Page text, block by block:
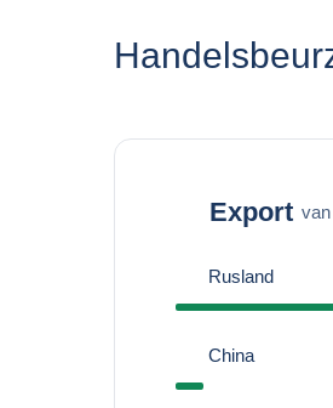
Export
Rusland
China